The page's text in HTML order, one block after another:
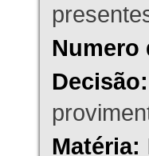
Numero
Decisão:
Matéria: